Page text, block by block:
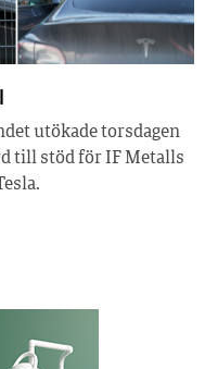
utökade torsdagen
till stöd för IF Metalls